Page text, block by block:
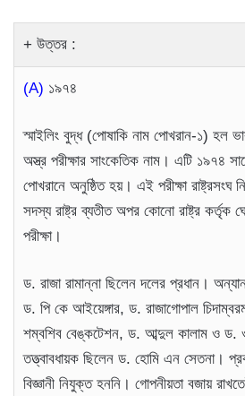
উত্তর :
(A) ১৯৭৪
স্মাইলিং বুদ্ধ (পোষাকি নাম পোখরান-১) হল
অস্ত্র পরীক্ষার সাংকেতিক নাম। এটি ১৯৭৪
পোখরানে অনুষ্ঠিত হয়। এই পরীক্ষা রাষ্ট্রসংঘ
সদস্য রাষ্ট্র ব্যতীত অপর কোনো রাষ্ট্র কর্তৃক
পরীক্ষা।
ড. রাজা রামান্না ছিলেন দলের প্রধান।
ড. পি কে আইয়েঙ্গার, ড. রাজাগোপাল
শম্বশিব বেঙ্কটেশন, ড. আব্দুল কালাম ও ড.
তত্ত্বাবধায়ক ছিলেন ড. হোমি এন সেতনা।
বিজ্ঞানী নিযুক্ত হননি। গোপনীয়তা বজায়